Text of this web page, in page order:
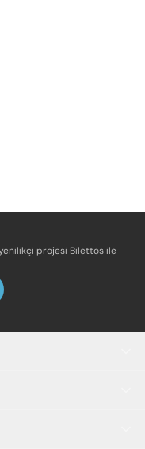
projesi Bilettos ile